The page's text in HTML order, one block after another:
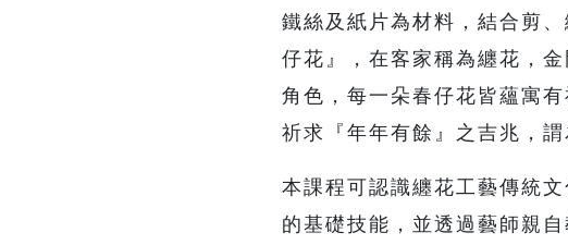
鐵絲及紙片為材料，結合剪
仔花』，在客家稱為纏花，
角色，每一朵春仔花皆蘊寓
祈求『年年有餘』之吉兆，謂
本課程可認識纏花工藝傳統
的基礎技能，並透過藝師親